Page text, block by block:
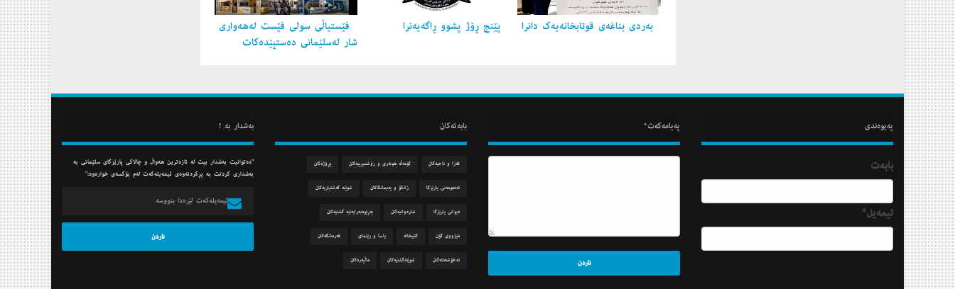
فێستیاڵی سولی فێست لەهەواری
شار لەسلێمانی دەستپێدەكات
پێنج ڕۆژ پشوو ڕاگه‌یه‌نرا به‌ردی بناغه‌ی قوتابخانه‌یه‌ك دانرا
به‌شدار به‌ !
"ده‌توانیت به‌شدار بیت له‌ تازه‌ترین هه‌واڵ و چالاكی پارێزگای سلێمانی به‌
به‌شداری كردنت به‌ پڕكردنه‌وه‌ی ئیمه‌یله‌كه‌ت له‌م بۆكسه‌ی خواره‌وه‌:"
بابه‌ته‌كان
قه‌زا و ناحیه‌كان كۆمه‌ڵه‌ هونه‌ری و رۆشنبیرییه‌كان پڕۆژه‌كان
ئه‌نجومه‌نی پارێزگا زانكۆ و په‌یمانگاكان شوێنه‌ گه‌شتیاریه‌كان
دیوانی پارێزگا شاره‌وانیه‌كان به‌ڕێوه‌به‌رایه‌تیه‌ گشتیه‌كان
مێژووی كۆن كتێبخانه‌ یاسا و رێنمای فه‌رمانگه‌كان
نه‌خۆشخانه‌كان شوێنه‌گشتیه‌كان ماڵپه‌ره‌كان
په‌یامه‌كه‌ت* په‌یوه‌ندی
بابه‌ت
ئیمه‌یل*